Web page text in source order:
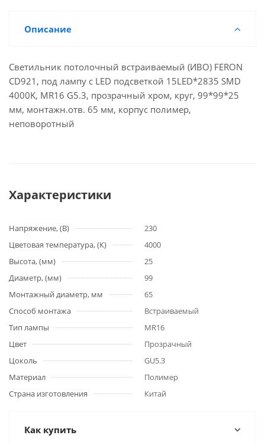
Описание
Светильник потолочный встраиваемый (ИВО) FERON
CD921, под лампу с LED подсветкой 15LED*2835 SMD
4000K, MR16 G5.3, прозрачный хром, круг, 99*99*25
мм, монтажн.отв. 65 мм, корпус полимер,
неповоротный
Характеристики
Напряжение, (В)
230
Цветовая температура, (К)
4000
Высота, (мм)
25
Диаметр, (мм)
99
Монтажный диаметр, мм
65
Способ монтажа
Встраиваемый
Тип лампы
MR16
Цвет
Прозрачный
Цоколь
GU5.3
Материал
Полимер
Страна изготовления
Китай
Как купить